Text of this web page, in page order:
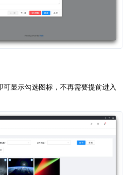
显示勾选图标，不再需要提前进入